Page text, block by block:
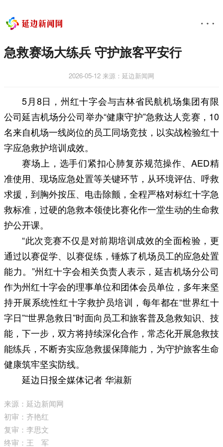
急救赛场大练兵 守护旅客平安行
2026-05-12 来源：延边新闻网
5月8日，州红十字会与吉林省民航机场集团有限
公司延吉机场分公司举办“健康守护”急救达人竞赛，10
名来自机场一线岗位的员工同场竞技，以实战检验红十
字应急救护培训成效。
赛场上，选手们紧扣心肺复苏规范操作、AED精
准使用、现场应急处置等关键环节，从环境评估、呼救
求援，到胸外按压、电击除颤，全程严格对标红十字急
救标准，过硬的急救本领使比赛化作一堂生动的生命救
护公开课。
“此次竞赛不仅是对前期培训成效的全面检验，更
通过以赛促学、以赛促练，锤炼了机场员工的应急处置
能力。”州红十字会相关负责人表示，延吉机场分公司
作为州红十字会的理事单位和团体会员单位，多年来坚
持开展系统性红十字救护员培训，每年都在“世界红十
字日”“世界急救日”时面向员工和旅客普及急救知识、技
能，下一步，双方将持续深化合作，常态化开展急救技
能练兵，不断夯实应急救援保障能力，为守护旅客生命
健康筑牢坚实防线。
延边日报全媒体记者 华淑新
来源：延边新闻网
初审：齐艳红
复审：李思文
终审：王 军